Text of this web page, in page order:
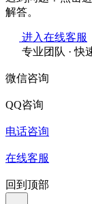
解答。
进入在线客服
专业团队 · 快
微信咨询
QQ咨询
电话咨询
在线客服
回到顶部